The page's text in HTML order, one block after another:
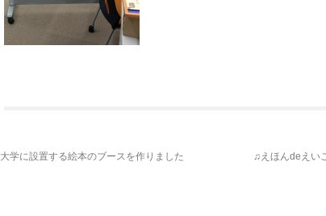
大学に設置する絵本のブースを作りました ♫えほんdeえい